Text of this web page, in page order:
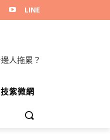
人拖累？
紫微網